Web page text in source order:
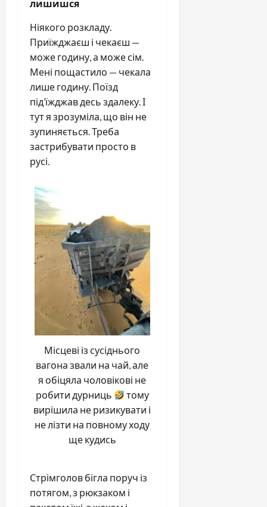
лишишся
Ніякого розкладу.
Приїжджаєш і чекаєш —
може годину, а може сім.
Мені пощастило — чекала
лише годину. Поїзд
під’їжджав десь здалеку. І
тут я зрозуміла, що він не
зупиняється. Треба
застрибувати просто в
русі.
Місцеві із сусіднього
вагона звали на чай, але
я обіцяла чоловікові не
робити дурниць
тому
вирішила не ризикувати і
не лізти на повному ходу
ще кудись
Стрімголов бігла поруч із
потягом, з рюкзаком і